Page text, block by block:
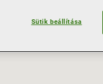
Sütik beállítása